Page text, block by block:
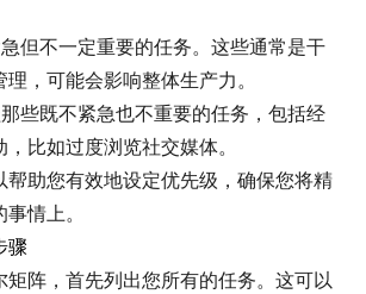
但不一定重要的任务。这些通常是干
，可能会影响整体生产力。
些既不紧急也不重要的任务，包括经
比如过度浏览社交媒体。
帮助您有效地设定优先级，确保您将精
情上。
骤
矩阵，首先列出您所有的任务。这可以